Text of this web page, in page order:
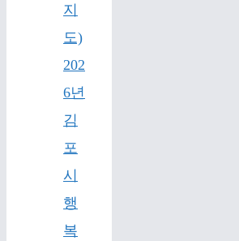
지
도)
202
6년
김
포
시
행
복